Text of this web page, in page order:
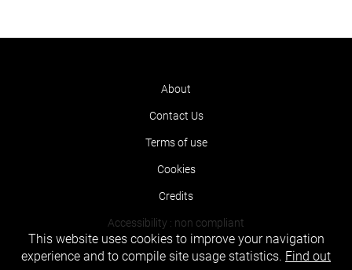
About
Contact Us
Terms of use
Cookies
Credits
Accessibility : non compliant
This website uses cookies to improve your navigation
experience and to compile site usage statistics. Find out